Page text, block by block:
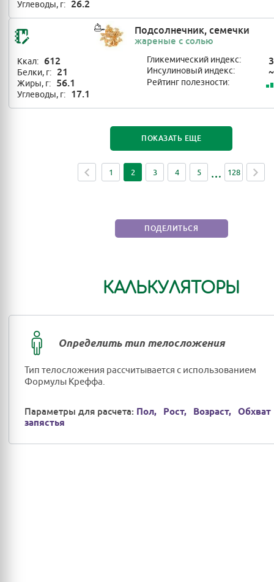
Углеводы, г: 26.2
Подсолнечник, семечки
жареные с солью
Ккал: 612
Белки, г: 21
Жиры, г: 56.1
Углеводы, г: 17.1
Гликемический индекс:
Инсулиновый индекс: ~
Рейтинг полезности:
ПОКАЗАТЬ ЕЩЕ
1 2 3 4 5 128
ПОДЕЛИТЬСЯ
КАЛЬКУЛЯТОРЫ
Определить тип телосложения
Тип телосложения рассчитывается с использованием
Формулы Креффа.
Параметры для расчета: Пол, Рост, Возраст,
Обхват
запястья